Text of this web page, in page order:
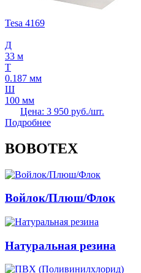
Tesa 4169
Д
33 м
Т
0.187 мм
Ш
100 мм
Цена: 3 950 руб./шт.
Подробнее
BOBOTEX
Войлок/Плюш/Флок
Натуральная резина